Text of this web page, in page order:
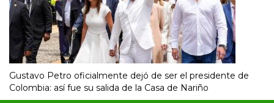
Gustavo Petro oficialmente dejó de ser el presidente de
Colombia: así fue su salida de la Casa de Nariño